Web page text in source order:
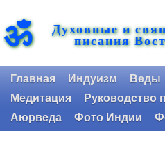
ॐ Духовные и
писания
Главная Индуизм Веды
Медитация
Руководство
Аюрведа
Фото Индии